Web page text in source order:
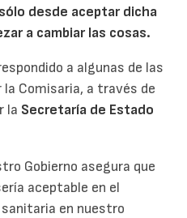
sólo desde aceptar dicha
a cambiar las cosas.
a algunas de las
Comisaria, a través de
la Secretaría de Estado
Gobierno asegura que
aceptable en el
en nuestro